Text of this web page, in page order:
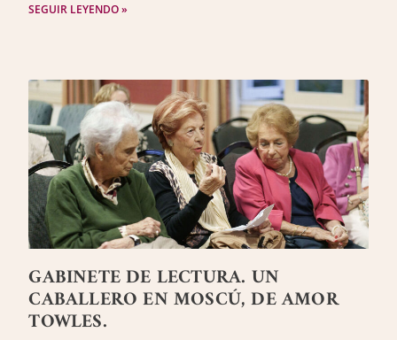
SEGUIR LEYENDO »
GABINETE DE LECTURA. UN
CABALLERO EN MOSCÚ, DE AMOR
TOWLES.